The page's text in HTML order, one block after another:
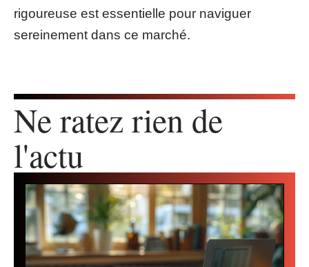
rigoureuse est essentielle pour naviguer
sereinement dans ce marché.
Ne ratez rien de
l'actu